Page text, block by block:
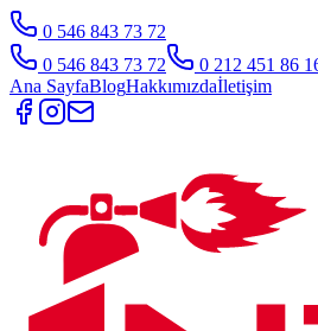
0 546 843 73 72
0 546 843 73 72
0 212 451 86
Ana SayfaBlogHakkımızdaİletişim